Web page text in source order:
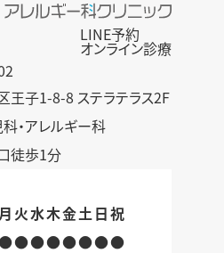
LINE予約
オンライン診療
王子1-8-8 ステラテラス2F
・アレルギー科
徒歩1分
月 火水木金土 日祝
●●●●●●●